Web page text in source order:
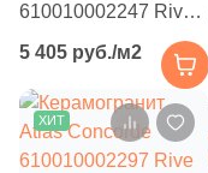
Pamesa Ceramica (4)
Peronda (8 )
Petracers (21)
610010002247 Rive
Antica Riva 20x160
коричневый
матовый под дерево
5 405 руб./м2
ХИТ